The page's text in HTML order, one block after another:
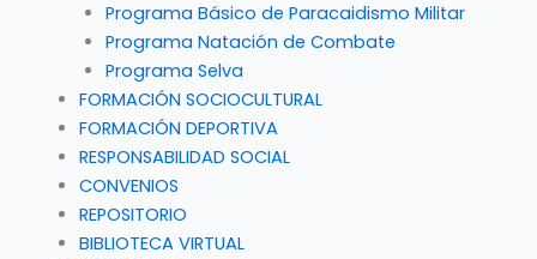
Programa Básico de Paracaidismo Militar
Programa Natación de Combate
Programa Selva
FORMACIÓN SOCIOCULTURAL
FORMACIÓN DEPORTIVA
RESPONSABILIDAD SOCIAL
CONVENIOS
REPOSITORIO
BIBLIOTECA VIRTUAL